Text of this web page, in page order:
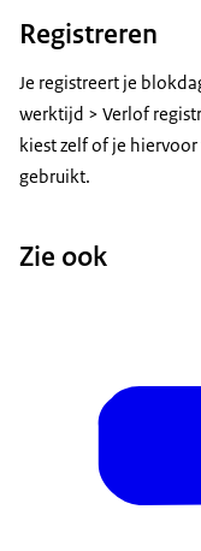
Registreren
Je registreert je
werktijd > Verlof
kiest zelf of je
gebruikt.
Zie ook